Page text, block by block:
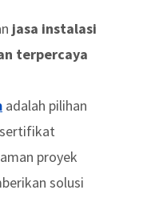
jasa instalasi
terpercaya
adalah pilihan
proyek
solusi